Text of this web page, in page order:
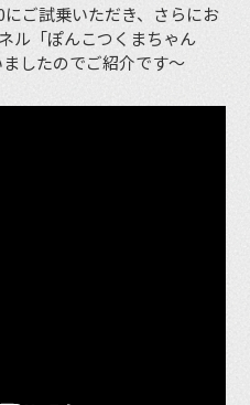
にご試乗いただき、さらにお
ル「ぽんこつくまちゃん
したのでご紹介です〜